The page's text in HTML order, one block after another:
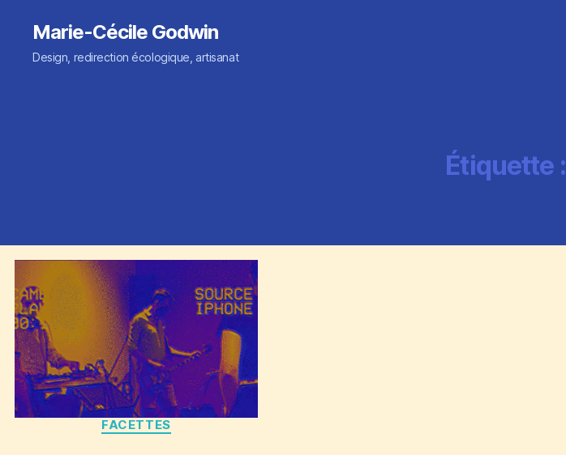
Marie-Cécile Godwin
Design, redirection écologique, artisanat
Étiquette :
Catégories
FACETTES